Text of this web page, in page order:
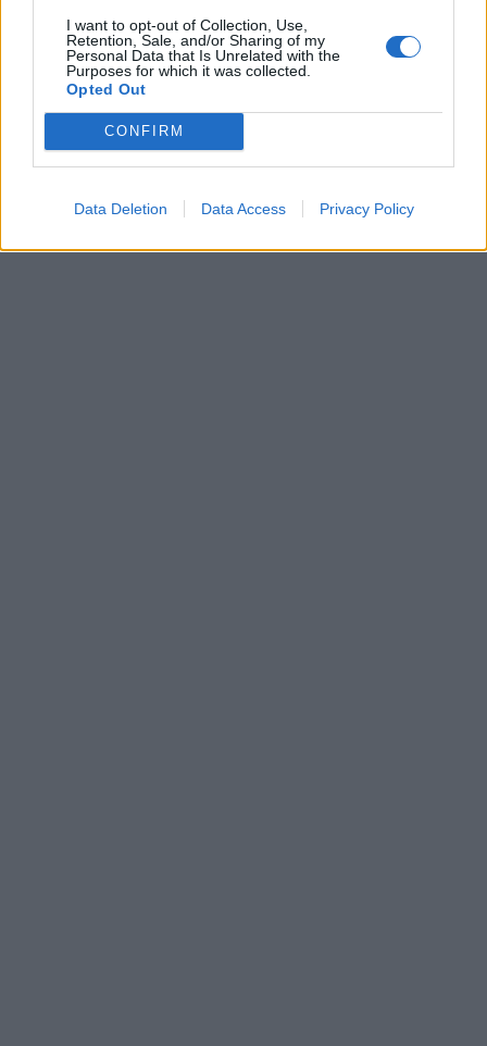
I want to opt-out of Collection, Use,
Retention, Sale, and/or Sharing of my
Personal Data that Is Unrelated with the
Purposes for which it was collected.
Opted Out
CONFIRM
Data Deletion Data Access Privacy Policy